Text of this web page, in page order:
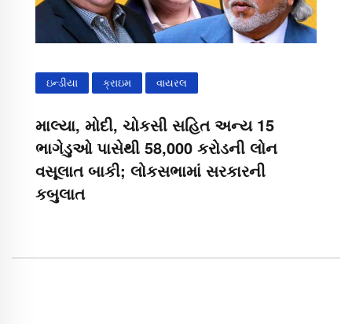
ઇન્ડીયા ક્રાઇમ વાયરલ
માલ્યા, મોદી, ચોકસી સહિત અન્ય 15
ભાગેડુઓ પાસેથી 58,000 કરોડની લોન
વસૂલાત બાકી; લોકસભામાં સરકારની
કબુલાત